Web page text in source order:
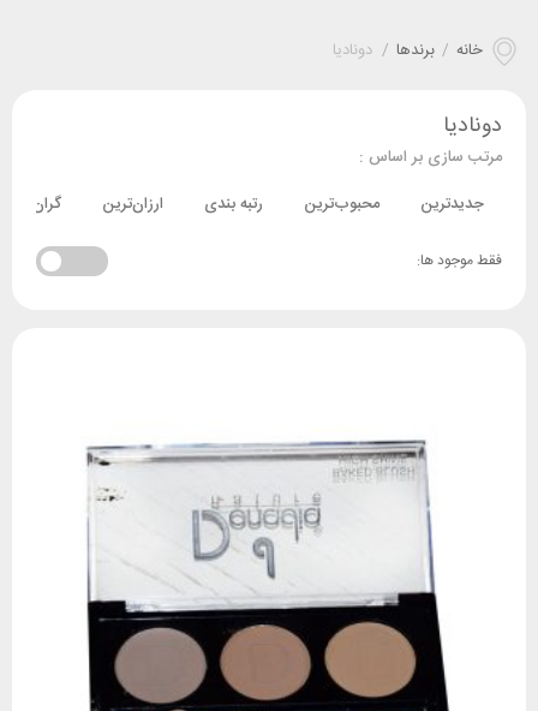
خانه / برندها / دونادیا
دونادیا
مرتب سازی بر اساس :
جدیدترین
محبوب‌ترین رتبه بندی ارزان‌ترین گران‌ترین
فقط موجود ها: